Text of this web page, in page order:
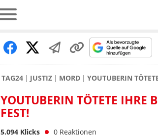
TAG24 JUSTIZ MORD YOUTUBERIN
YOUTUBERIN TÖTETE IHRE
FEST!
5.094 Klicks 0 Reaktionen